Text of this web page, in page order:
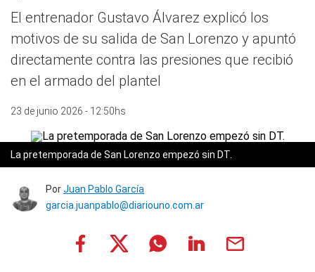
El entrenador Gustavo Álvarez explicó los
motivos de su salida de San Lorenzo y apuntó
directamente contra las presiones que recibió
en el armado del plantel
23 de junio 2026 - 12:50hs
La pretemporada de San Lorenzo empezó sin DT.
PorJuan Pablo García
garcia.juanpablo@diariouno.com.ar